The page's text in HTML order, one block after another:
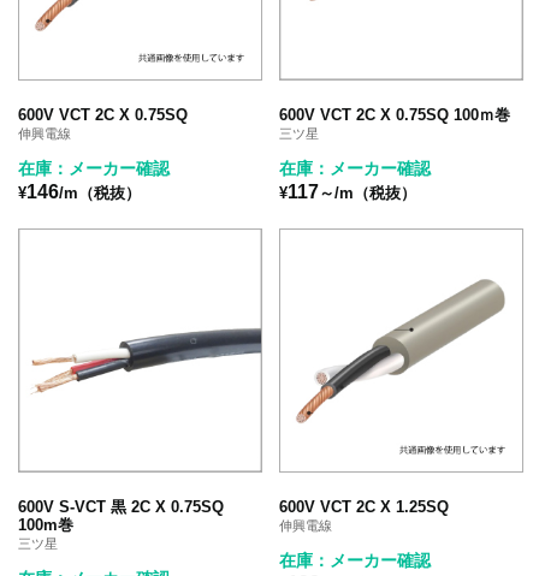
600V VCT 2C X 0.75SQ
伸興電線
在庫：メーカー確認
¥146/m（税抜）
600V VCT 2C X 0.75SQ 100ｍ巻
三ツ星
在庫：メーカー確認
¥117～/m（税抜）
600V S-VCT 黒 2C X 0.75SQ
100m巻
三ツ星
600V VCT 2C X 1.25SQ
伸興電線
在庫：メーカー確認